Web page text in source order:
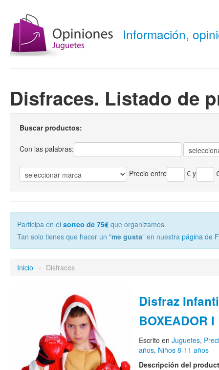
Información,
Disfraces. Listado de
Buscar productos:
Con las palabras:
Precio entre €y
Participa en el sorteo de 75€ que organizamos.
Tan solo tienes que hacer un "me gusta" en nuestra página de
Inicio » Disfraces
Disfraz
BOXEADOR I
Escrito en Juguetes,
años, Niños 8-11 años
Descripción del